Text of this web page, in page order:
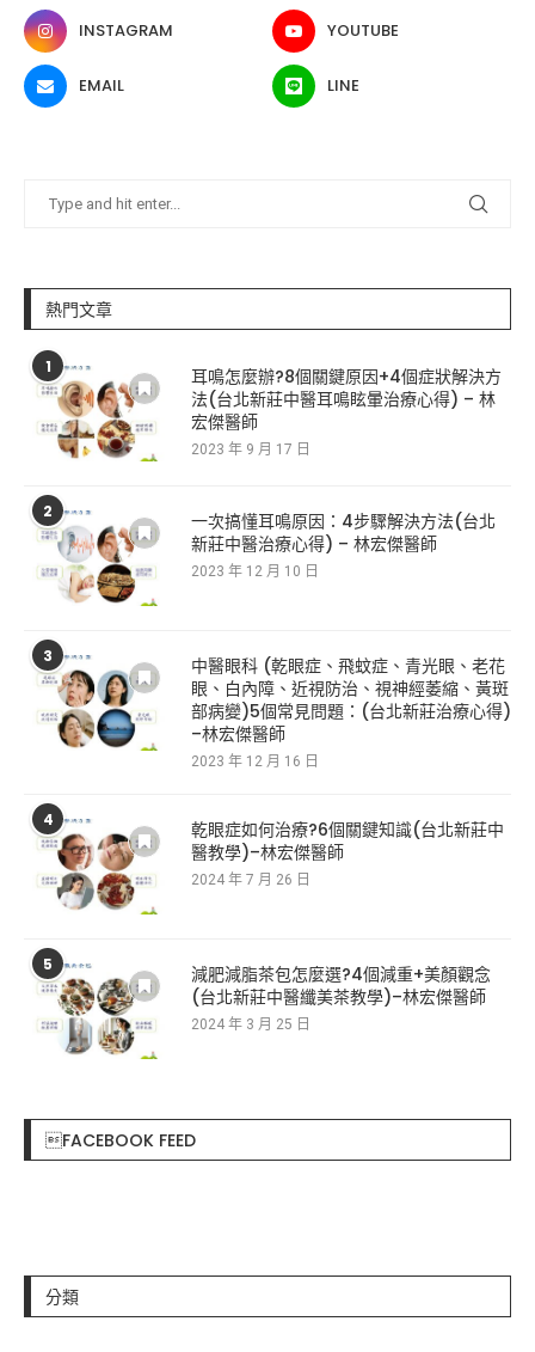
INSTAGRAM YOUTUBE
EMAIL LINE
熱門文章
1
耳鳴怎麼辦?8個關鍵原因+4個症狀解決方
法(台北新莊中醫耳鳴眩暈治療心得) – 林
宏傑醫師
2023 年 9 月 17 日
2
一次搞懂耳鳴原因：4步驟解決方法(台北
新莊中醫治療心得) – 林宏傑醫師
2023 年 12 月 10 日
3
中醫眼科 (乾眼症、飛蚊症、青光眼、老花
眼、白內障、近視防治、視神經萎縮、黃斑
部病變)5個常見問題：(台北新莊治療心得)
–林宏傑醫師
2023 年 12 月 16 日
4
乾眼症如何治療?6個關鍵知識(台北新莊中
醫教學)–林宏傑醫師
2024 年 7 月 26 日
5
減肥減脂茶包怎麼選?4個減重+美顏觀念
(台北新莊中醫纖美茶教學)–林宏傑醫師
2024 年 3 月 25 日
FACEBOOK FEED
分類